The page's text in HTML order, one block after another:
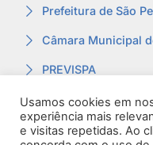
Prefeitura de São
Câmara Municipal
PREVISPA
Ouvidoria
Contracheque
Usamos cookies em
experiência mais
e visitas repetidas. Ao